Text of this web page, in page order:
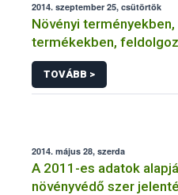
2014. szeptember 25, csütörtök
Növényi
termékekben,
TOVÁBB >
2014. május 28, szerda
A 2011-es adatok
növényvédő szer